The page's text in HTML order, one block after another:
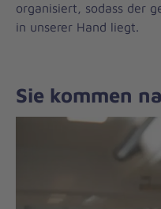
organisiert, sodass der
in unserer Hand liegt.
Sie kommen